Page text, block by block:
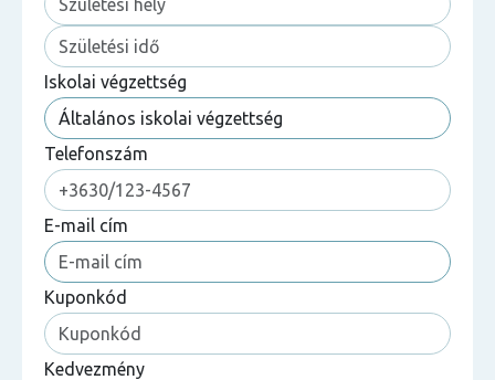
Iskolai végzettség
Telefonszám
E-mail cím
Kuponkód
Kedvezmény